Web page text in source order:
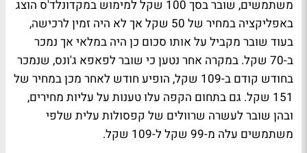
משתמשים, שובר בסך 100 שקל למימוש במקדונלד'ס הוצג
באפליקציה במחיר של 50 שקל אך לא היה זמין לרכישה,
בעוד שובר מקביל על אותו סכום כן היה במלאי אך נמכר
ב-70 שקל. במקרה אחר נטען כי שובר לפאפא ג'ונס, שנמכר
בחודש קודם ב-109 שקל, הופיע חודש לאחר מכן במחיר של
151 שקל. גם בתחום הקפה עלו טענות על עליות מחירים,
ובהן שובר לעשרה שרוולים של קפסולות עלית שלפי
משתמשים עלה מ-99 שקל ל-109 שקל.